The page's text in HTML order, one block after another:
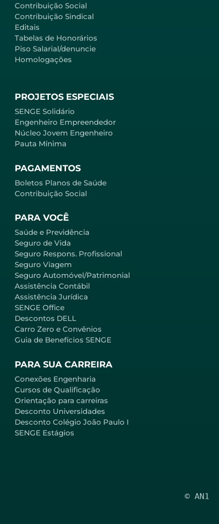
PARA VOCÊ
Saúde e Previdência
Seguro de Vida
Seguro Respons. Profissional
Seguro Viagem
Seguro Automóvel/Patrimonial
Assistência Contábil
Assistência Jurídica
SENGE Office
Descontos DELL
Carro Zero e Convênios
Guia de Benefícios SENGE
PARA SUA CARREIRA
Conexões Engenharia
Cursos de Qualificação
Orientação para carreiras
Desconto Universidades
Desconto Colégio João Paulo I
SENGE Estágios
Contribuição Social
Contribuição Sindical
Editais
Tabelas de Honorários
Piso Salarial/denuncie
Homologações
PROJETOS ESPECIAIS
SENGE Solidário
Engenheiro Empreendedor
Núcleo Jovem Engenheiro
Pauta Mínima
PAGAMENTOS
Boletos Planos de Saúde
Contribuição Social
© AN1